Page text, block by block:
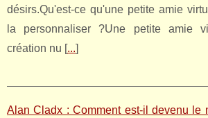
désirs.Qu'est-ce qu'une petite amie
la personnaliser ?Une petite amie
création nu [...]
Alan Cladx : Comment est-il devenu le